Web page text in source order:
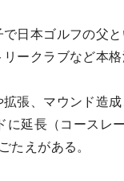
日本ゴルフの父
ークラブなど本
張、マウンド造
に延長（コースレ
たえがある。